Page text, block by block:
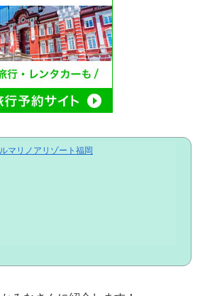
マリノアリゾート福岡